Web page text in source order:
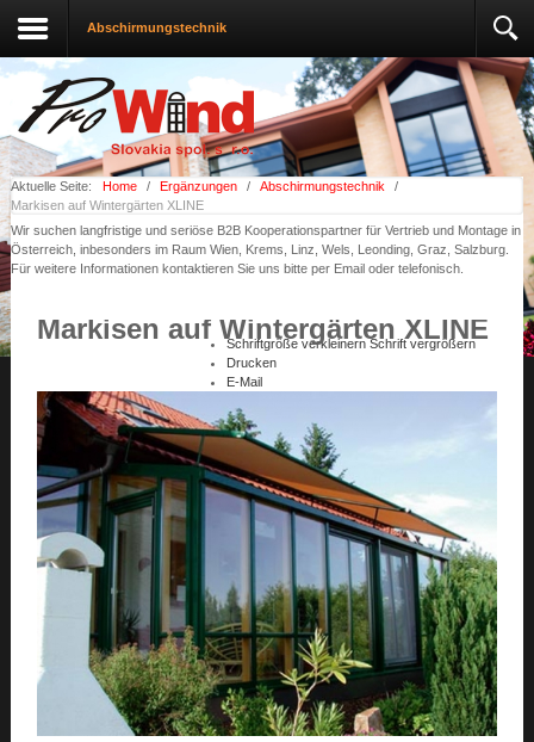
Abschirmungstechnik
Aktuelle Seite: Home / Ergänzungen / Abschirmungstechnik
/
Markisen auf Wintergärten XLINE
Wir suchen langfristige und seriöse B2B Kooperationspartner für Vertrieb und Montage in
Österreich, inbesonders im Raum Wien, Krems, Linz, Wels, Leonding, Graz, Salzburg.
Für weitere Informationen kontaktieren Sie uns bitte per Email oder telefonisch.
Markisen auf Wintergärten XLINE
Schriftgröße verkleinern Schrift vergrößern
Drucken
E-Mail